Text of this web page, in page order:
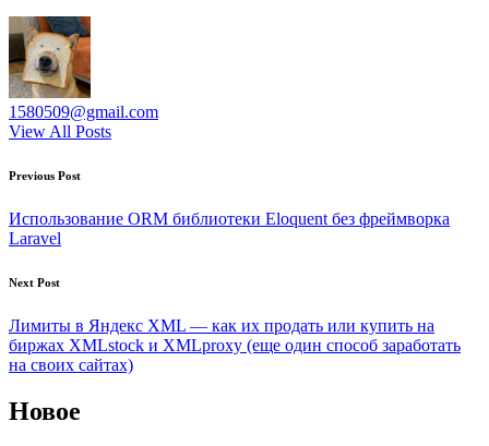
1580509@gmail.com
View All Posts
Post
navigation
Previous Post
Использование ORM библиотеки Eloquent без фреймворка
Laravel
Next Post
Лимиты в Яндекс XML — как их продать или купить на
биржах XMLstock и XMLproxy (еще один способ заработать
на своих сайтах)
Новое